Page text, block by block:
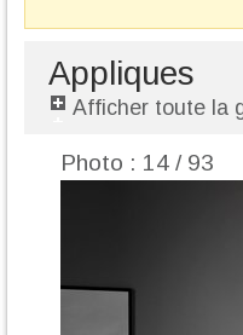
Appliques
Afficher toute la
Photo : 14 / 93